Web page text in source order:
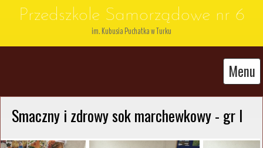
Przedszkole Samorządowe nr 6
im. Kubusia Puchatka w Turku
Menu
Smaczny i zdrowy sok marchewkowy - gr I